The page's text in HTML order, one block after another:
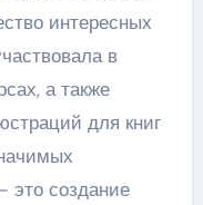
интересных
в
а также
для книг
создание